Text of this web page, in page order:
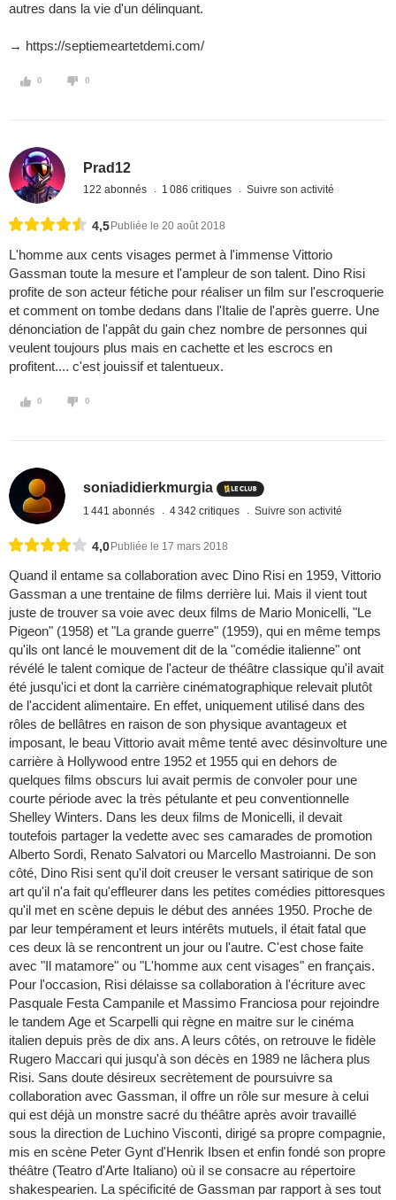
autres dans la vie d'un délinquant.
→ https://septiemeartetdemi.com/
0 0
Prad12
122 abonnés 1 086 critiques Suivre son activité
4,5 Publiée le 20 août 2018
L'homme aux cents visages permet à l'immense Vittorio
Gassman toute la mesure et l'ampleur de son talent. Dino Risi
profite de son acteur fétiche pour réaliser un film sur l'escroquerie
et comment on tombe dedans dans l'Italie de l'après guerre. Une
dénonciation de l'appât du gain chez nombre de personnes qui
veulent toujours plus mais en cachette et les escrocs en
profitent.... c'est jouissif et talentueux.
0 0
soniadidierkmurgia
1 441 abonnés 4 342 critiques Suivre son activité
4,0 Publiée le 17 mars 2018
Quand il entame sa collaboration avec Dino Risi en 1959, Vittorio
Gassman a une trentaine de films derrière lui. Mais il vient tout
juste de trouver sa voie avec deux films de Mario Monicelli, "Le
Pigeon" (1958) et "La grande guerre" (1959), qui en même temps
qu'ils ont lancé le mouvement dit de la "comédie italienne" ont
révélé le talent comique de l'acteur de théâtre classique qu'il avait
été jusqu'ici et dont la carrière cinématographique relevait plutôt
de l'accident alimentaire. En effet, uniquement utilisé dans des
rôles de bellâtres en raison de son physique avantageux et
imposant, le beau Vittorio avait même tenté avec désinvolture une
carrière à Hollywood entre 1952 et 1955 qui en dehors de
quelques films obscurs lui avait permis de convoler pour une
courte période avec la très pétulante et peu conventionnelle
Shelley Winters. Dans les deux films de Monicelli, il devait
toutefois partager la vedette avec ses camarades de promotion
Alberto Sordi, Renato Salvatori ou Marcello Mastroianni. De son
côté, Dino Risi sent qu'il doit creuser le versant satirique de son
art qu'il n'a fait qu'effleurer dans les petites comédies pittoresques
qu'il met en scène depuis le début des années 1950. Proche de
par leur tempérament et leurs intérêts mutuels, il était fatal que
ces deux là se rencontrent un jour ou l'autre. C'est chose faite
avec "Il matamore" ou "L'homme aux cent visages" en français.
Pour l'occasion, Risi délaisse sa collaboration à l'écriture avec
Pasquale Festa Campanile et Massimo Franciosa pour rejoindre
le tandem Age et Scarpelli qui règne en maitre sur le cinéma
italien depuis près de dix ans. A leurs côtés, on retrouve le fidèle
Rugero Maccari qui jusqu'à son décès en 1989 ne lâchera plus
Risi. Sans doute désireux secrètement de poursuivre sa
collaboration avec Gassman, il offre un rôle sur mesure à celui
qui est déjà un monstre sacré du théâtre après avoir travaillé
sous la direction de Luchino Visconti, dirigé sa propre compagnie,
mis en scène Peter Gynt d'Henrik Ibsen et enfin fondé son propre
théâtre (Teatro d'Arte Italiano) où il se consacre au répertoire
shakespearien. La spécificité de Gassman par rapport à ses tout